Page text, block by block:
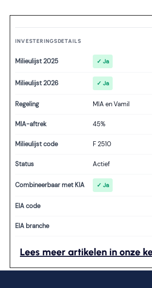
INVESTERINGSDETAILS
Milieulijst 2025 ✓ Ja
Milieulijst 2026 ✓ Ja
Regeling MIA en Vamil
MIA-aftrek 45%
Milieulijst code F 2510
Status Actief
Combineerbaar met KIA ✓ Ja
EIA code
EIA branche
Lees meer artikelen in onze